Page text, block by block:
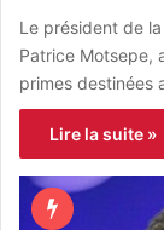
Le président de
Patrice Motsepe,
primes destinées
Lire la suite »